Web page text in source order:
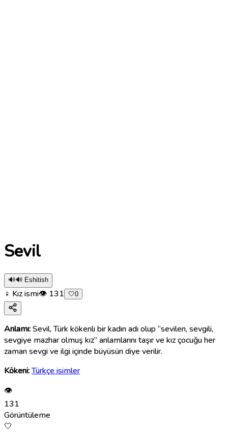
Sevil
🔊🔊 Eshitish
♀ Kız ismi👁 131 🤍0
Anlamı:Sevil, Türk kökenli bir kadın adı olup “sevilen, sevgili,
sevgiye mazhar olmuş kız” anlamlarını taşır ve kız çocuğu her
zaman sevgi ve ilgi içinde büyüsün diye verilir.
Kökeni:Türkçe isimler
👁
131
Görüntüleme
🤍